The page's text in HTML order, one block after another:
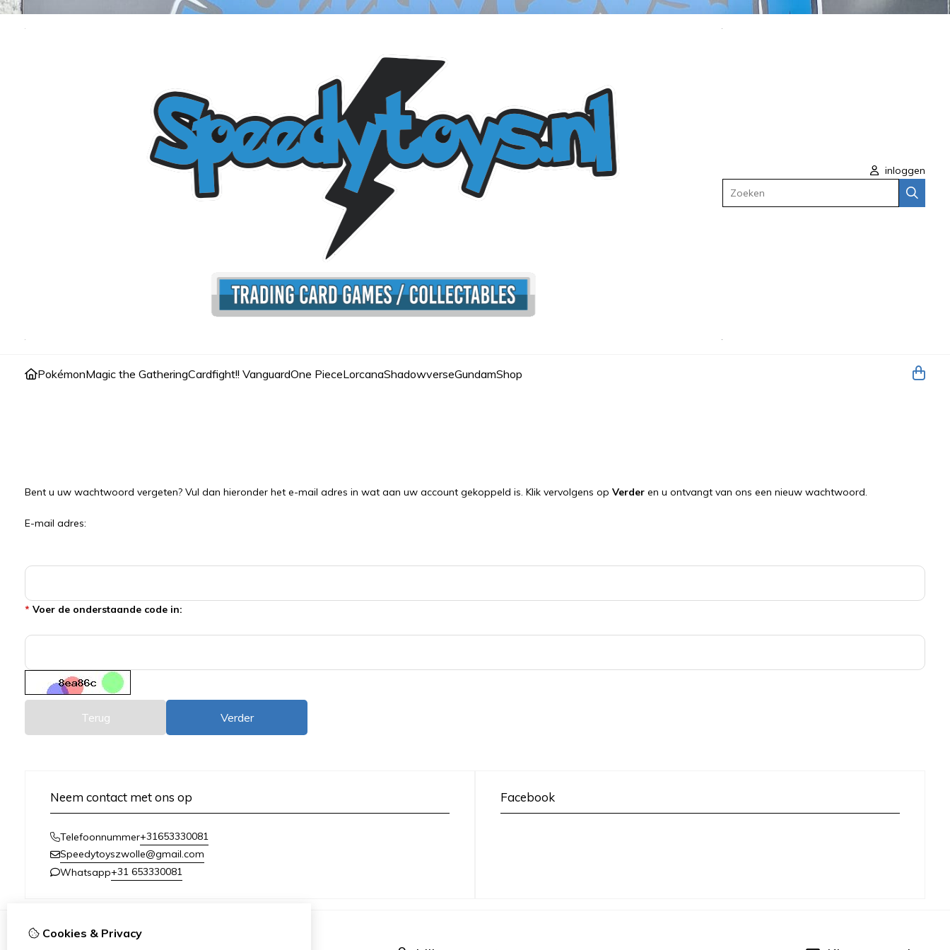
inloggen
PokémonMagic the GatheringCardfight!! VanguardOne PieceLorcanaShadowverseGundamShop
Bent u uw wachtwoord vergeten? Vul dan hieronder het e-mail adres in wat aan uw account gekoppeld is. Klik vervolgens op Verder en u ontvangt van ons een nieuw wachtwoord.
E-mail adres:
* Voer de onderstaande code in:
Terug Verder
Neem contact met ons op
Telefoonnummer+31653330081
Speedytoyszwolle@gmail.com
Whatsapp+31 653330081
Facebook
Cookies & Privacy